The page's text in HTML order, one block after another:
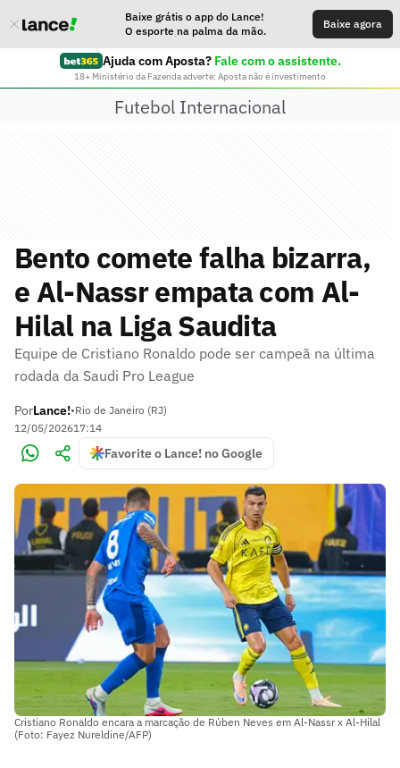
Baixe grátis o app do Lance!
O esporte na palma da mão.
Baixe agora
Ajuda com Aposta? Fale com o assistente.
18+ Ministério da Fazenda adverte: Aposta não é investimento
Futebol Internacional
Bento comete falha bizarra,
e Al-Nassr empata com Al-
Hilal na Liga Saudita
Equipe de Cristiano Ronaldo pode ser campeã na última
rodada da Saudi Pro League
PorLance!•Rio de Janeiro (RJ)
12/05/202617:14
Favorite o Lance! no Google
Cristiano Ronaldo encara a marcação de Rúben Neves em Al-Nassr x Al-Hilal
(Foto: Fayez Nureldine/AFP)